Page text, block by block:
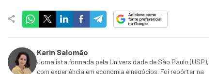
Karin Salomão
Jornalista formada pela Universidade de São Paulo (USP),
com experiência em economia e negócios. Foi repórter na